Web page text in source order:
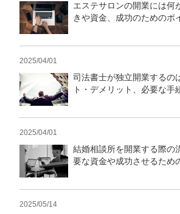
エステサロンの開業には何
きや資金、成功のためのポ
2025/04/01
司法書士が独立開業するの
ト・デメリット、必要な手
2025/04/01
結婚相談所を開業する際の
要な資金や成功させるため
2025/05/14